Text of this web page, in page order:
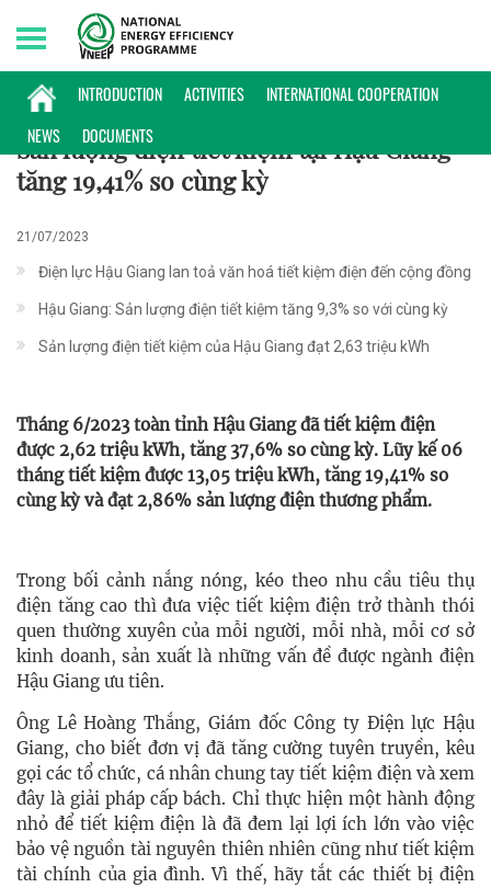
INTRODUCTION ACTIVITIES
INTERNATIONAL COOPERATION
NEWS
DOCUMENTS
Sunday, 09/08/2026 | 16:58 GMT+7
KINH NGHIỆM TRIỂN KHAI
Sản lượng điện tiết kiệm tại Hậu Giang
tăng 19,41% so cùng kỳ
21/07/2023
Điện lực Hậu Giang lan toả văn hoá tiết kiệm điện đến cộng đồng
Hậu Giang: Sản lượng điện tiết kiệm tăng 9,3% so với cùng kỳ
Sản lượng điện tiết kiệm của Hậu Giang đạt 2,63 triệu kWh
Tháng 6/2023 toàn tỉnh Hậu Giang đã tiết kiệm điện
được 2,62 triệu kWh, tăng 37,6% so cùng kỳ. Lũy kế 06
tháng tiết kiệm được 13,05 triệu kWh, tăng 19,41% so
cùng kỳ và đạt 2,86% sản lượng điện thương phẩm.
Trong bối cảnh nắng nóng, kéo theo nhu cầu tiêu thụ
điện tăng cao thì đưa việc tiết kiệm điện trở thành thói
quen thường xuyên của mỗi người, mỗi nhà, mỗi cơ sở
kinh doanh, sản xuất là những vấn đề được ngành điện
Hậu Giang ưu tiên.
Ông Lê Hoàng Thắng, Giám đốc Công ty Điện lực Hậu
Giang, cho biết đơn vị đã tăng cường tuyên truyền, kêu
gọi các tổ chức, cá nhân chung tay tiết kiệm điện và xem
đây là giải pháp cấp bách. Chỉ thực hiện một hành động
nhỏ để tiết kiệm điện là đã đem lại lợi ích lớn vào việc
bảo vệ nguồn tài nguyên thiên nhiên cũng như tiết kiệm
tài chính của gia đình. Vì thế, hãy tắt các thiết bị điện